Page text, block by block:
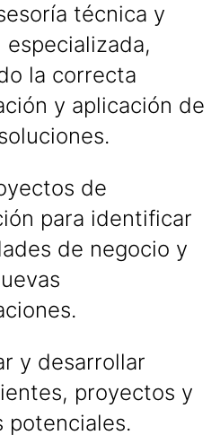
técnica y
especializada,
la correcta
y aplicación de
de
para identificar
de negocio y
y desarrollar
proyectos y
potenciales.